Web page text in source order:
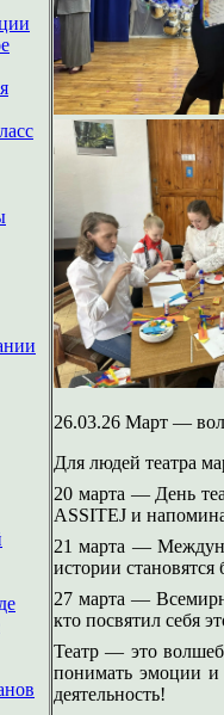
26.03.26 Март —
Для людей театра
20 марта — День
ASSITEJ и
21 марта —
истории
27 марта —
кто посвятил себя
Театр — это
понимать эмоции и
деятельность!